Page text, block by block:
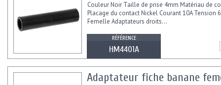
Couleur Noir Taille de prise 4mm Matériau de
Placage du contact Nickel Courant 10A Tension
Femelle Adaptateurs droits...
RÉFÉRENCE
HM4401A
Adaptateur fiche banane